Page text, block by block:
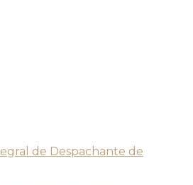
de Despachante de